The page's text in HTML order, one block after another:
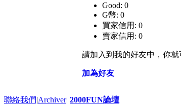
Good: 0
G幣: 0
買家信用: 0
賣家信用: 0
請加入到我的好友中，你
加為好友
聯絡我們|Archiver| 2000FUN論壇